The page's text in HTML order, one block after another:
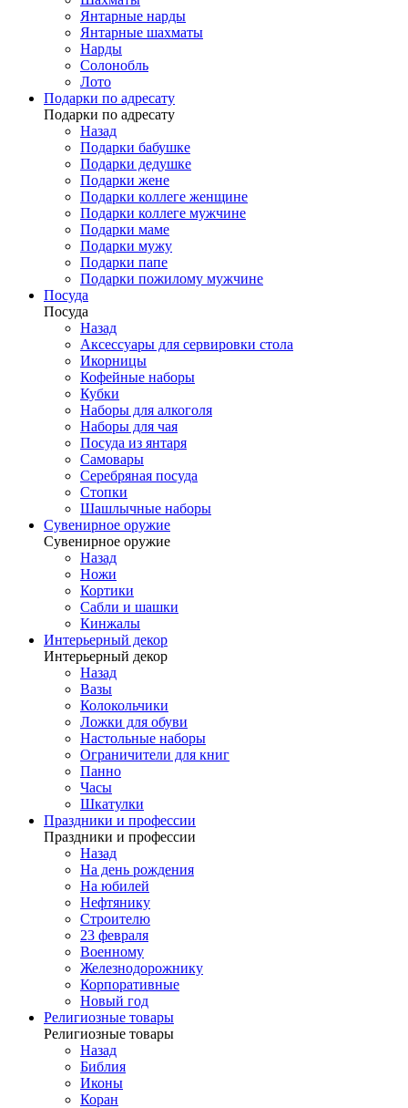
Янтарные нарды
Янтарные шахматы
Нарды
Солонобль
Лото
Подарки по адресату
Подарки по адресату
Назад
Подарки бабушке
Подарки дедушке
Подарки жене
Подарки коллеге женщине
Подарки коллеге мужчине
Подарки маме
Подарки мужу
Подарки папе
Подарки пожилому мужчине
Посуда
Посуда
Назад
Аксессуары для сервировки стола
Икорницы
Кофейные наборы
Кубки
Наборы для алкоголя
Наборы для чая
Посуда из янтаря
Самовары
Серебряная посуда
Стопки
Шашлычные наборы
Сувенирное оружие
Сувенирное оружие
Назад
Ножи
Кортики
Сабли и шашки
Кинжалы
Интерьерный декор
Интерьерный декор
Назад
Вазы
Колокольчики
Ложки для обуви
Настольные наборы
Ограничители для книг
Панно
Часы
Шкатулки
Праздники и профессии
Праздники и профессии
Назад
На день рождения
На юбилей
Нефтянику
Строителю
23 февраля
Военному
Железнодорожнику
Корпоративные
Новый год
Религиозные товары
Религиозные товары
Назад
Библия
Иконы
Коран